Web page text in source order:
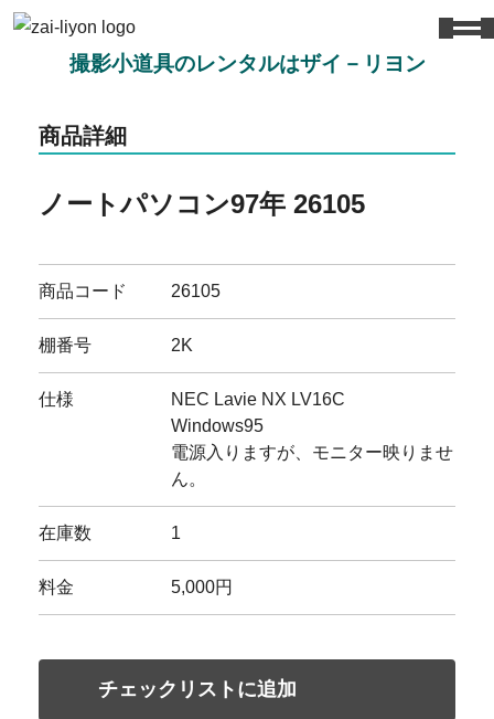
撮影小道具のレンタルはザイ－リヨン
商品詳細
ノートパソコン97年 26105
商品コード 26105
棚番号 2K
仕様
NEC Lavie NX LV16C
Windows95
電源入りますが、モニター映りませ
ん。
在庫数 1
料金 5,000円
チェックリストに追加